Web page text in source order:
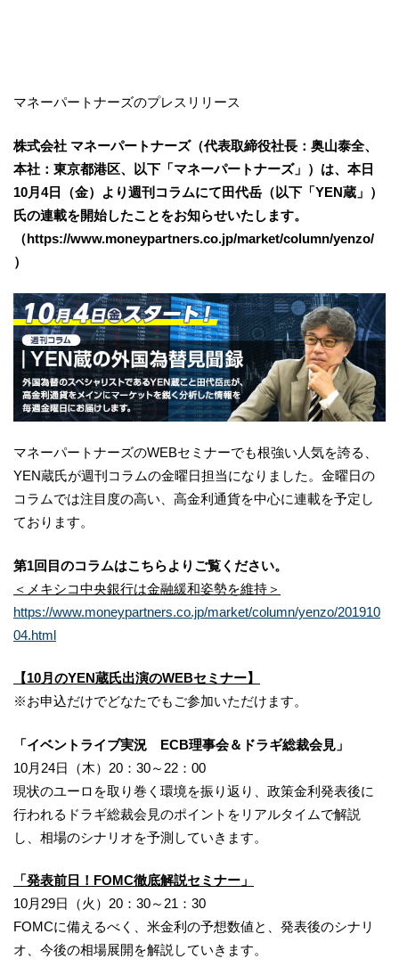
マネーパートナーズのプレスリリース
株式会社 マネーパートナーズ（代表取締役社長：奥山泰全、
本社：東京都港区、以下「マネーパートナーズ」）は、本日
10月4日（金）より週刊コラムにて田代岳（以下「YEN蔵」）
氏の連載を開始したことをお知らせいたします。
（https://www.moneypartners.co.jp/market/column/yenzo/
）
マネーパートナーズのWEBセミナーでも根強い人気を誇る、
YEN蔵氏が週刊コラムの金曜日担当になりました。金曜日の
コラムでは注目度の高い、高金利通貨を中心に連載を予定し
ております。
第1回目のコラムはこちらよりご覧ください。
＜メキシコ中央銀行は金融緩和姿勢を維持＞
https://www.moneypartners.co.jp/market/column/yenzo/201910
04.html
【10月のYEN蔵氏出演のWEBセミナー】
※お申込だけでどなたでもご参加いただけます。
「イベントライブ実況 ECB理事会＆ドラギ総裁会見」
10月24日（木）20：30～22：00
現状のユーロを取り巻く環境を振り返り、政策金利発表後に
行われるドラギ総裁会見のポイントをリアルタイムで解説
し、相場のシナリオを予測していきます。
「発表前日！FOMC徹底解説セミナー」
10月29日（火）20：30～21：30
FOMCに備えるべく、米金利の予想数値と、発表後のシナリ
オ、今後の相場展開を解説していきます。